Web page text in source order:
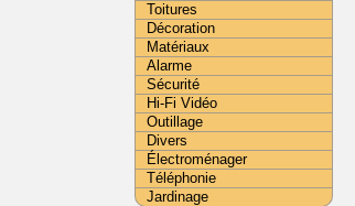
Toitures
Décoration
Matériaux
Alarme
Sécurité
Hi-Fi Vidéo
Outillage
Divers
Électroménager
Téléphonie
Jardinage